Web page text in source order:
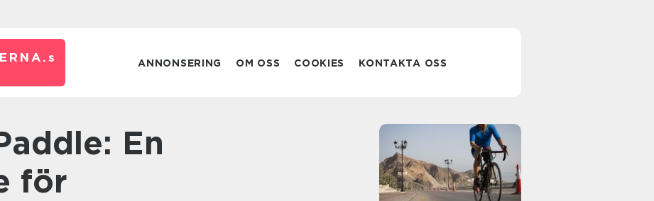
s
ANNONSERING OM OSS COOKIES KONTAKTA OSS
för